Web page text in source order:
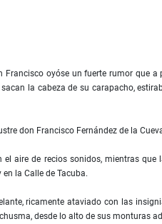
Francisco oyóse un fuerte rumor que
la cabeza de su carapacho,
don Francisco Fernández de la
el aire de recios sonidos, mientras
la Calle de Tacuba.
ricamente ataviado con las
desde lo alto de sus monturas